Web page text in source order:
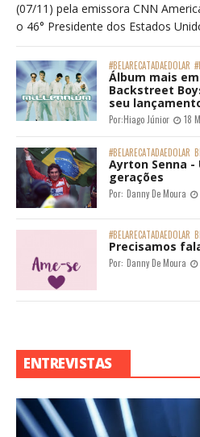
(07/11) pela emissora CNN
o 46° Presidente dos Estados
#BELARECATADAEDOLAR
Álbum mais
Backstreet
seu
Por:Hiago Júnior 18
#BELARECATADAEDOLAR
Ayrton Senna
gerações
Por: Danny De Moura
#BELARECATADAEDOLAR
Precisamos
Por: Danny De Moura
ENTREVISTAS